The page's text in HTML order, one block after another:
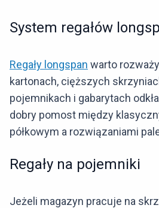
System regałów
Regały longspan warto
kartonach, cięższych
pojemnikach i gabarytach
dobry pomost między
półkowym a rozwiązaniami
Regały na pojemniki
Jeżeli magazyn pracuje na